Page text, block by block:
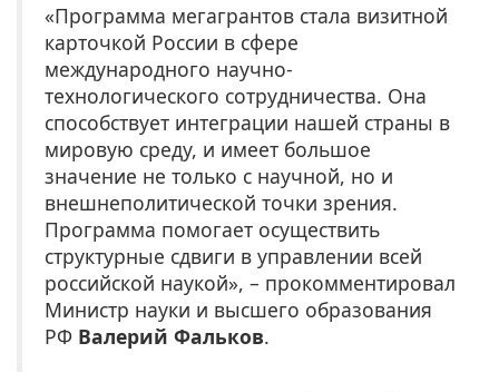
«Программа мегагрантов стала визитной
карточкой России в сфере
международного научно-
технологического сотрудничества. Она
способствует интеграции нашей страны в
мировую среду, и имеет большое
значение не только с научной, но и
внешнеполитической точки зрения.
Программа помогает осуществить
структурные сдвиги в управлении всей
российской наукой», – прокомментировал
Министр науки и высшего образования
РФ Валерий Фальков.